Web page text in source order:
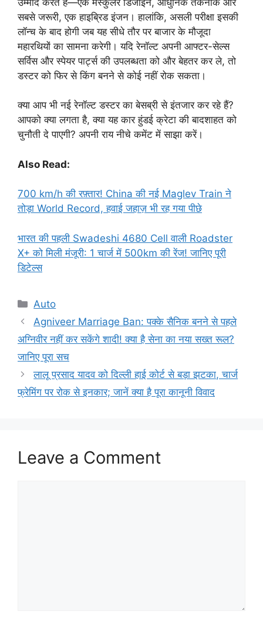
सबसे जरूरी, एक हाइब्रिड इंजन। हालांकि, असली परीक्षा इसकी
लॉन्च के बाद होगी जब यह सीधे तौर पर बाजार के मौजूदा
महारथियों का सामना करेगी। यदि रेनॉल्ट अपनी आफ्टर-सेल्स
सर्विस और स्पेयर पार्ट्स की उपलब्धता को और बेहतर कर ले, तो
डस्टर को फिर से किंग बनने से कोई नहीं रोक सकता।
क्या आप भी नई रेनॉल्ट डस्टर का बेसब्री से इंतजार कर रहे हैं?
आपको क्या लगता है, क्या यह कार हुंडई क्रेटा की बादशाहत को
चुनौती दे पाएगी? अपनी राय नीचे कमेंट में साझा करें।
Also Read:
700 km/h की रफ़्तार! China की नई Maglev Train ने
तोड़ा World Record, हवाई जहाज़ भी रह गया पीछे
भारत की पहली Swadeshi 4680 Cell वाली Roadster
X+ को मिली मंजूरी: 1 चार्ज में 500km की रेंज! जानिए पूरी
डिटेल्स
Categories
Auto
Agniveer Marriage Ban: पक्के सैनिक बनने से पहले
अग्निवीर नहीं कर सकेंगे शादी! क्या है सेना का नया सख्त रूल?
जानिए पूरा सच
लालू प्रसाद यादव को दिल्ली हाई कोर्ट से बड़ा झटका, चार्ज
फ्रेमिंग पर रोक से इनकार; जानें क्या है पूरा कानूनी विवाद
Leave a Comment